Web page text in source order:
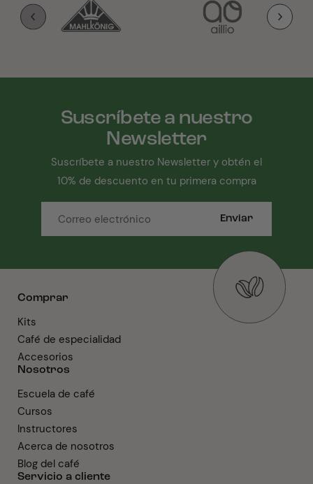
Suscríbete a nuestro
Newsletter
Suscríbete a nuestro Newsletter y obtén el
10% de descuento en tu primera compra
Enviar
Comprar
Kits
Café de especialidad
Accesorios
Nosotros
Escuela de café
Cursos
Instructores
Acerca de nosotros
Blog del café
Servicio a cliente